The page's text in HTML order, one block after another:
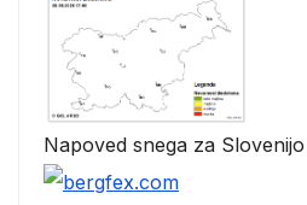
Napoved snega za Slovenijo